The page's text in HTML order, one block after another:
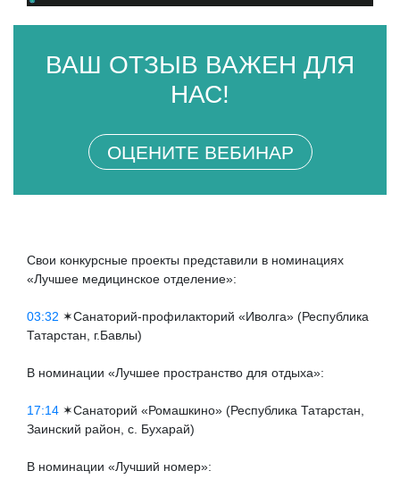
ВАШ ОТЗЫВ ВАЖЕН ДЛЯ
НАС!
ОЦЕНИТЕ ВЕБИНАР
Свои конкурсные проекты представили в номинациях
«Лучшее медицинское отделение»:
03:32 ✶Санаторий-профилакторий «Иволга» (Республика
Татарстан, г.Бавлы)
В номинации «Лучшее пространство для отдыха»:
17:14 ✶Санаторий «Ромашкино» (Республика Татарстан,
Заинский район, с. Бухарай)
В номинации «Лучший номер»: